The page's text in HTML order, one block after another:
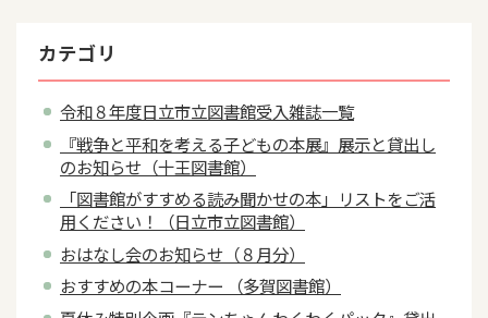
カテゴリ
令和８年度日立市立図書館受入雑誌一覧
『戦争と平和を考える子どもの本展』展示と貸出し
のお知らせ（十王図書館）
「図書館がすすめる読み聞かせの本」リストをご活
用ください！（日立市立図書館）
おはなし会のお知らせ（８月分）
おすすめの本コーナー （多賀図書館）